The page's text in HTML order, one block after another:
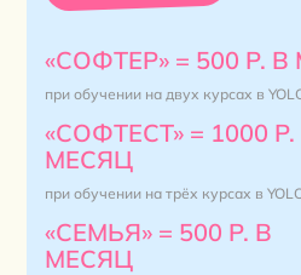
«СОФТЕР» = 500 Р.
при обучении на двух курсах в
«СОФТЕСТ» = 1000 Р.
МЕСЯЦ
при обучении на трёх курсах в
«СЕМЬЯ» = 500 Р. B
МЕСЯЦ